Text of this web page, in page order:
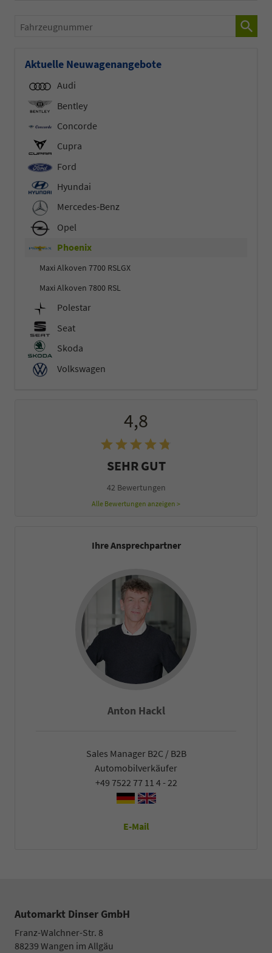
Fahrzeugnummer
Aktuelle Neuwagenangebote
Audi
Bentley
Concorde
Cupra
Ford
Hyundai
Mercedes-Benz
Opel
Phoenix
Maxi Alkoven 7700 RSLGX
Maxi Alkoven 7800 RSL
Polestar
Seat
Skoda
Volkswagen
4,8
SEHR GUT
42 Bewertungen
Alle Bewertungen anzeigen >
Ihre Ansprechpartner
Anton Hackl
Sales Manager B2C / B2B
Automobilverkäufer
+49 7522 77 11 4 - 22
E-Mail
Automarkt Dinser GmbH
Franz-Walchner-Str. 8
88239 Wangen im Allgäu